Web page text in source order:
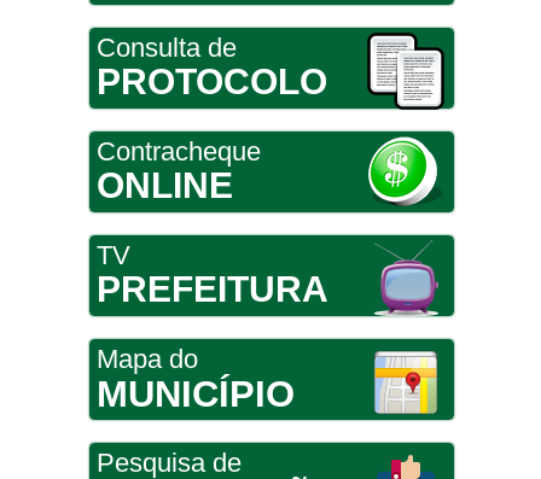
Consulta de
PROTOCOLO
Contracheque
ONLINE
TV
PREFEITURA
Mapa do
MUNICÍPIO
Pesquisa de